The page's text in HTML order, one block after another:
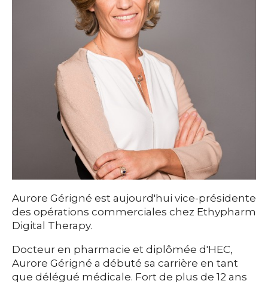
Aurore Gérigné est aujourd'hui vice-présidente
des opérations commerciales chez Ethypharm
Digital Therapy.
Docteur en pharmacie et diplômée d'HEC,
Aurore Gérigné a débuté sa carrière en tant
que délégué médicale. Fort de plus de 12 ans